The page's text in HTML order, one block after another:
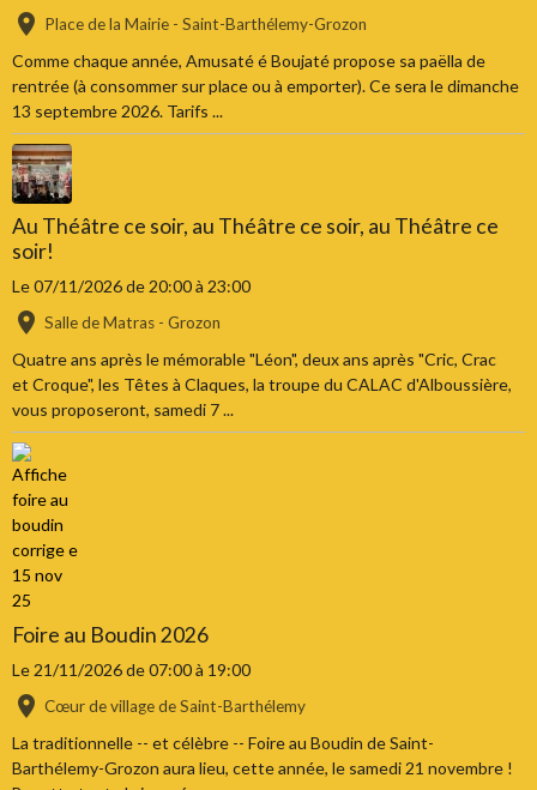
Place de la Mairie - Saint-Barthélemy-Grozon
Comme chaque année, Amusaté é Boujaté propose sa paëlla de
rentrée (à consommer sur place ou à emporter). Ce sera le dimanche
13 septembre 2026. Tarifs ...
Au Théâtre ce soir, au Théâtre ce soir, au Théâtre ce
soir!
Le 07/11/2026de 20:00à 23:00
Salle de Matras - Grozon
Quatre ans après le mémorable "Léon", deux ans après "Cric, Crac
et Croque", les Têtes à Claques, la troupe du CALAC d'Alboussière,
vous proposeront, samedi 7 ...
Foire au Boudin 2026
Le 21/11/2026de 07:00à 19:00
Cœur de village de Saint-Barthélemy
La traditionnelle -- et célèbre -- Foire au Boudin de Saint-
Barthélemy-Grozon aura lieu, cette année, le samedi 21 novembre !